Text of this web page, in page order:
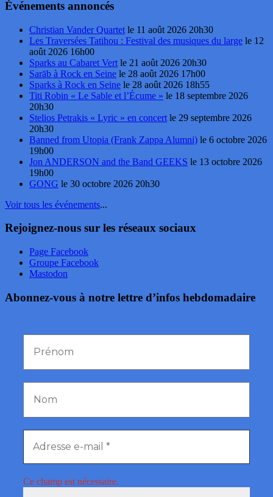
Événements annoncés
Christian Vander Quartet le 11 août 2026 20h30
Les Traversées Tatihou : Festival des musiques du large le 12
août 2026 16h00
Sparks au Cabaret Vert le 21 août 2026 20h30
Sarāb à Rock en Seine le 28 août 2026 17h00
Sparks à Rock en Seine le 28 août 2026 18h55
Titi Robin « Le Sable et l’Écume » le 18 septembre 2026
20h30
Stelios Petrakis « Lyric » en concert le 29 septembre 2026
20h30
Banned from Utopia (Frank Zappa Alumni) le 6 octobre 2026
19h00
Jon ANDERSON and the Band GEEKS le 13 octobre 2026
19h00
GONG le 30 octobre 2026 20h30
Voir tous les événements...
Rejoignez-nous sur les réseaux sociaux
Page Facebook
Groupe Facebook
Mastodon
Abonnez-vous à notre lettre d’infos hebdomadaire
Ce champ est nécessaire.